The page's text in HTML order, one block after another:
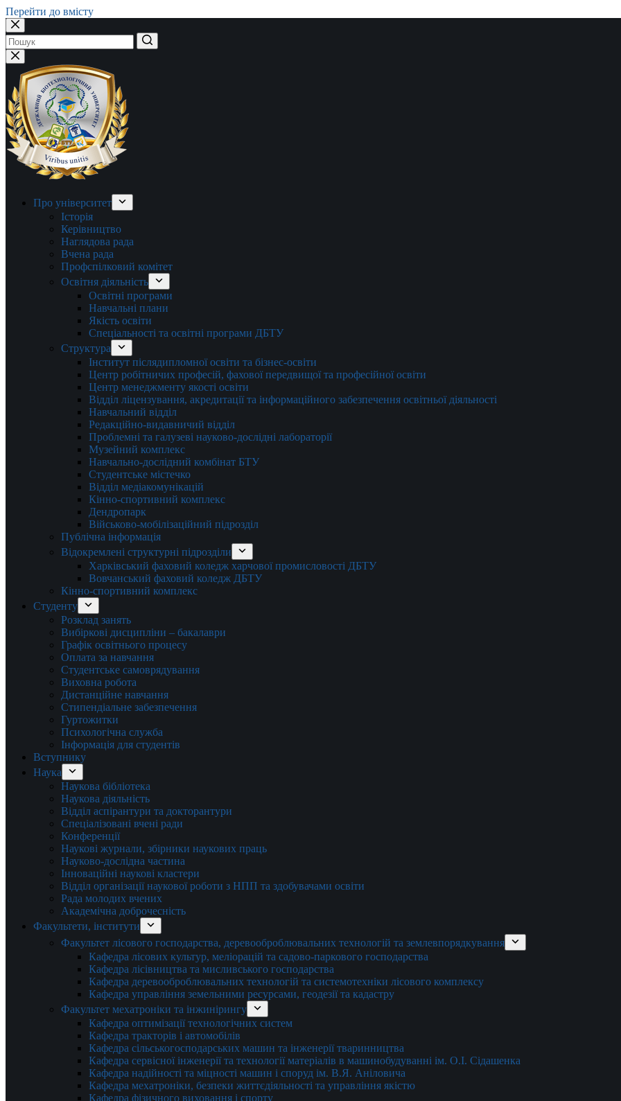
Перейти до вмісту
Немає
результатів
Про університет
Історія
Керівництво
Наглядова рада
Вчена рада
Профспілковий комітет
Освітня діяльність
Освітні програми
Навчальні плани
Якість освіти
Спеціальності та освітні програми ДБТУ
Структура
Інститут післядипломної освіти та бізнес-освіти
Центр робітничих професій, фахової передвищої та професійної освіти
Центр менеджменту якості освіти
Відділ ліцензування, акредитації та інформаційного забезпечення освітньої діяльності
Навчальний відділ
Редакційно-видавничий відділ
Проблемні та галузеві науково-дослідні лабораторії
Музейний комплекс
Навчально-дослідний комбінат БТУ
Студентське містечко
Відділ медіакомунікацій
Кінно-спортивний комплекс
Дендропарк
Військово-мобілізаційний підрозділ
Публічна інформація
Відокремлені структурні підрозділи
Харківський фаховий коледж харчової промисловості ДБТУ
Вовчанський фаховий коледж ДБТУ
Кінно-спортивний комплекс
Студенту
Розклад занять
Вибіркові дисципліни – бакалаври
Графік освітнього процесу
Оплата за навчання
Студентське самоврядування
Виховна робота
Дистанційне навчання
Стипендіальне забезпечення
Гуртожитки
Психологічна служба
Інформація для студентів
Вступнику
Наука
Наукова бібліотека
Наукова діяльність
Відділ аспірантури та докторантури
Спеціалізовані вчені ради
Конференції
Наукові журнали, збірники наукових праць
Науково-дослідна частина
Інноваційні наукові кластери
Відділ організації наукової роботи з НПП та здобувачами освіти
Рада молодих вчених
Академічна доброчесність
Факультети, інститути
Факультет лісового господарства, деревооброблювальних технологій та землевпорядкування
Кафедра лісових культур, меліорацій та садово-паркового господарства
Кафедра лісівництва та мисливського господарства
Кафедра деревооброблювальних технологій та системотехніки лісового комплексу
Кафедра управління земельними ресурсами, геодезії та кадастру
Факультет мехатроніки та інжинірингу
Кафедра оптимізації технологічних систем
Кафедра тракторів і автомобілів
Кафедра сільськогосподарських машин та інженерії тваринництва
Кафедра cервісної інженерії та технології матеріалів в машинобудуванні ім. О.І. Сідашенка
Кафедра надійності та міцності машин і споруд ім. В.Я. Аніловича
Кафедра мехатроніки, безпеки життєдіяльності та управління якістю
Кафедра фізичного виховання і спорту